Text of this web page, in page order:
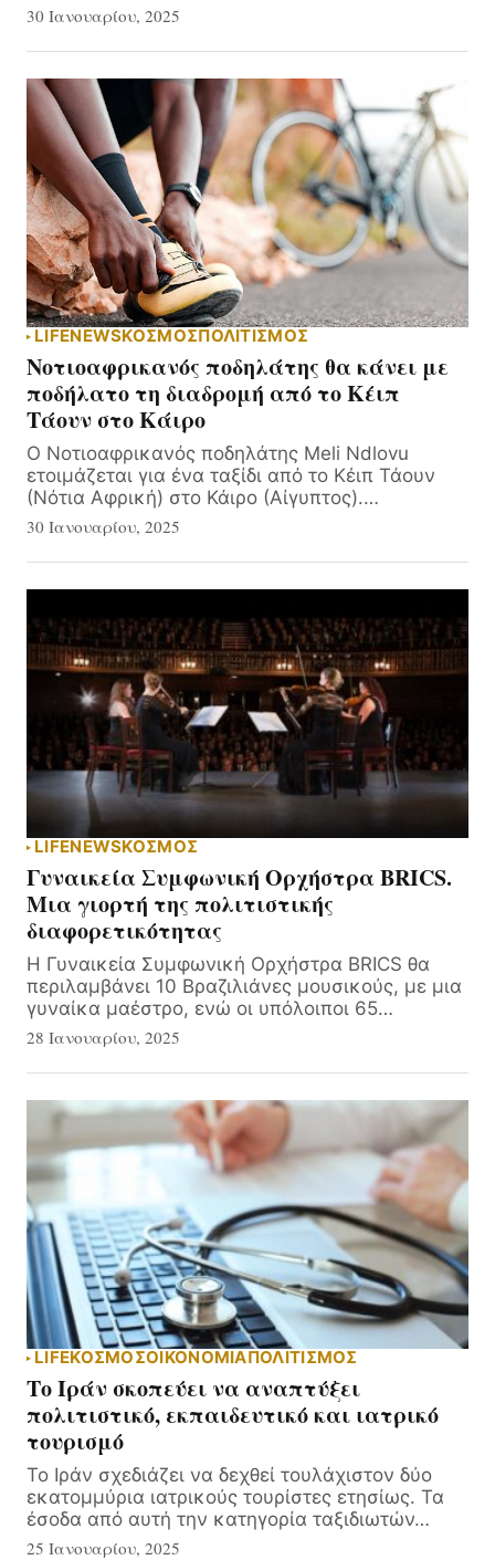
30 Ιανουαρίου, 2025
LIFENEWSΚΟΣΜΟΣΠΟΛΙΤΙΣΜΟΣ
Νοτιοαφρικανός ποδηλάτης θα κάνει με
ποδήλατο τη διαδρομή από το Κέιπ
Τάουν στο Κάιρο
Ο Νοτιοαφρικανός ποδηλάτης Meli Ndlovu
ετοιμάζεται για ένα ταξίδι από το Κέιπ Τάουν
(Νότια Αφρική) στο Κάιρο (Αίγυπτος).…
30 Ιανουαρίου, 2025
LIFENEWSΚΟΣΜΟΣ
Γυναικεία Συμφωνική Ορχήστρα BRICS.
Μια γιορτή της πολιτιστικής
διαφορετικότητας
Η Γυναικεία Συμφωνική Ορχήστρα BRICS θα
περιλαμβάνει 10 Βραζιλιάνες μουσικούς, με μια
γυναίκα μαέστρο, ενώ οι υπόλοιποι 65…
28 Ιανουαρίου, 2025
LIFEΚΟΣΜΟΣΟΙΚΟΝΟΜΙΑΠΟΛΙΤΙΣΜΟΣ
Το Ιράν σκοπεύει να αναπτύξει
πολιτιστικό, εκπαιδευτικό και ιατρικό
τουρισμό
Το Ιράν σχεδιάζει να δεχθεί τουλάχιστον δύο
εκατομμύρια ιατρικούς τουρίστες ετησίως. Τα
έσοδα από αυτή την κατηγορία ταξιδιωτών…
25 Ιανουαρίου, 2025